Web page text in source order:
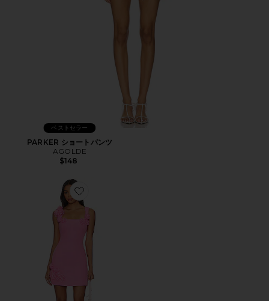
ベストセラー
PARKER ショートパンツ
AGOLDE
$148
Favorite TROMPE ミニドレス